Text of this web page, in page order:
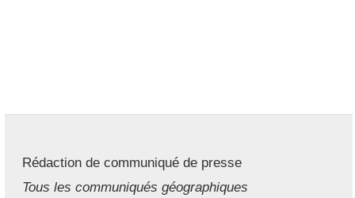
Rédaction de communiqué de presse
Tous les communiqués géographiques